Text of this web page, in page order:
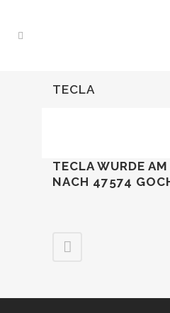
TECLA
TECLA WURDE
NACH 47574